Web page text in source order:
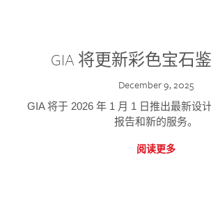
GIA 将更新彩色宝石
December 9, 2025
GIA 将于 2026 年 1 月 1 日推出最新设
报告和新的服务。
阅读更多